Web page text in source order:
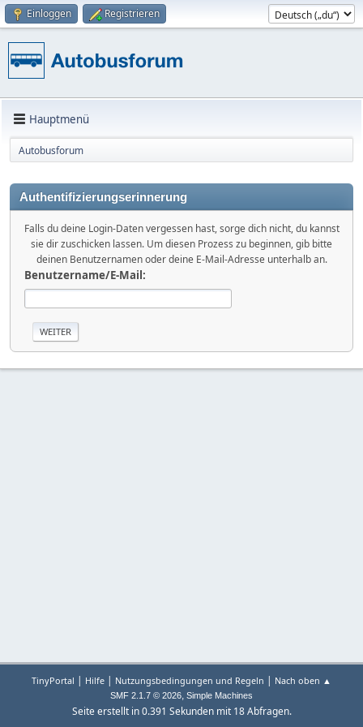
Einloggen Registrieren
Hauptmenü
Autobusforum
Authentifizierungserinnerung
Falls du deine Login-Daten vergessen hast, sorge dich nicht, du kannst
sie dir zuschicken lassen. Um diesen Prozess zu beginnen, gib bitte
deinen Benutzernamen oder deine E-Mail-Adresse unterhalb an.
Benutzername/E-Mail:
TinyPortal | Hilfe | Nutzungsbedingungen und Regeln | Nach oben ▲
SMF 2.1.7 © 2026, Simple Machines
Seite erstellt in 0.391 Sekunden mit 18 Abfragen.